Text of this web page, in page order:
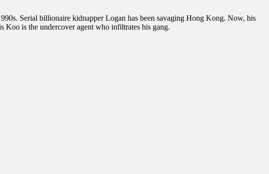
Serial billionaire kidnapper Logan has been savaging Hong Kong. Now, his
is the undercover agent who infiltrates his gang.